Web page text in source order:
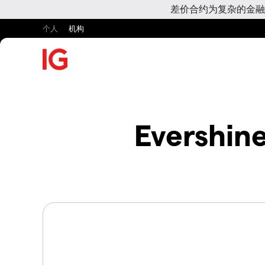
差价合约为复杂的金
个人 机构